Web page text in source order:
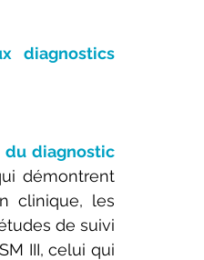
diagnostics
diagnostic
démontrent
clinique, les
de suivi
III, celui qui